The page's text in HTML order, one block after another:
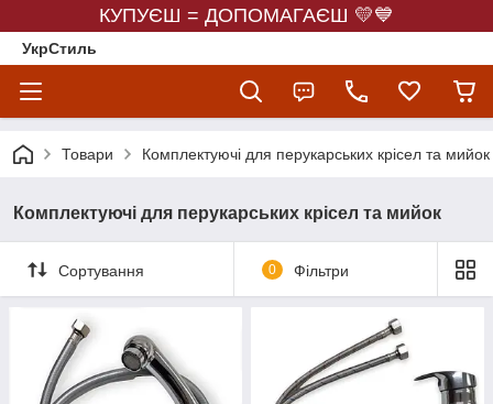
КУПУЄШ = ДОПОМАГАЄШ 💛💙
УкрСтиль
Товари Комплектуючі для перукарських крісел та мийок
Комплектуючі для перукарських крісел та мийок
Сортування 0 Фільтри